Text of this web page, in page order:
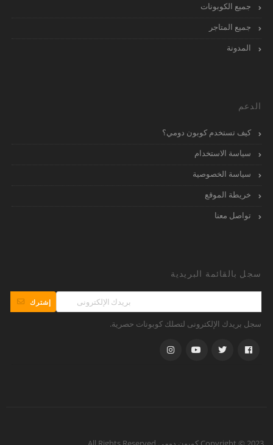
جميع الكوبونات
جميع المتاجر
المدونة
الدعم
كيف تستخدم كوبون دومي؟
سياسة الاستخدام
سياسة الخصوصية
خريطة الموقع
تواصل معنا
سجل بالقائمة البريدية
إشترك
سجل بريدك الإلكترونى لتصلك كوبونات حصرية.